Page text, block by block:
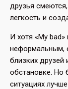
друзья
легкость и
И хотя «My
неформальным,
близких друзей
обстановке. Но
ситуациях